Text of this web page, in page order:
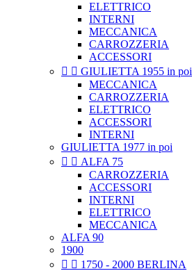
ELETTRICO
INTERNI
MECCANICA
CARROZZERIA
ACCESSORI
  GIULIETTA 1955 in poi
MECCANICA
CARROZZERIA
ELETTRICO
ACCESSORI
INTERNI
GIULIETTA 1977 in poi
  ALFA 75
CARROZZERIA
ACCESSORI
INTERNI
ELETTRICO
MECCANICA
ALFA 90
1900
  1750 - 2000 BERLINA